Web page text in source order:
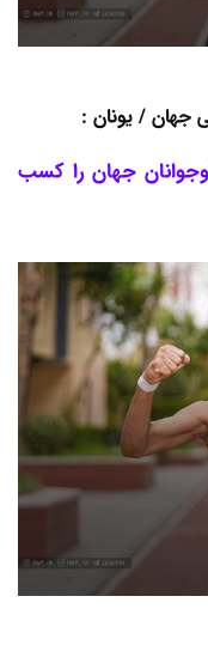
جهان / یونان :
جهان را کسب